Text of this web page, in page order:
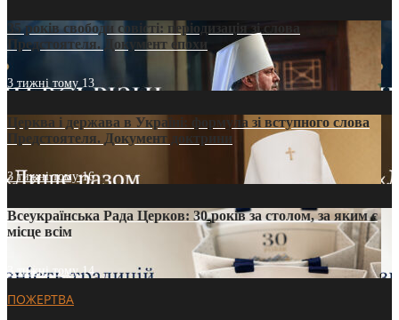
35 років свободи совісті: періодизація зі слова
Предстоятеля. Документ епохи
3 тижні тому 13
Церква і держава в Україні: формула зі вступного слова
Предстоятеля. Документ доктрини
3 тижні тому16
Всеукраїнська Рада Церков: 30 років за столом, за яким є
місце всім
3 тижні тому14
ПОЖЕРТВА